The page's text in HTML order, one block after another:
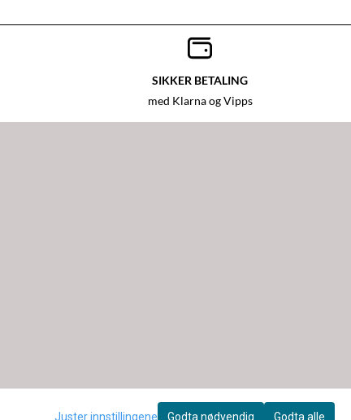
SIKKER BETALING
med Klarna og Vipps
Juster innstillingene Godta nødvendig Godta alle